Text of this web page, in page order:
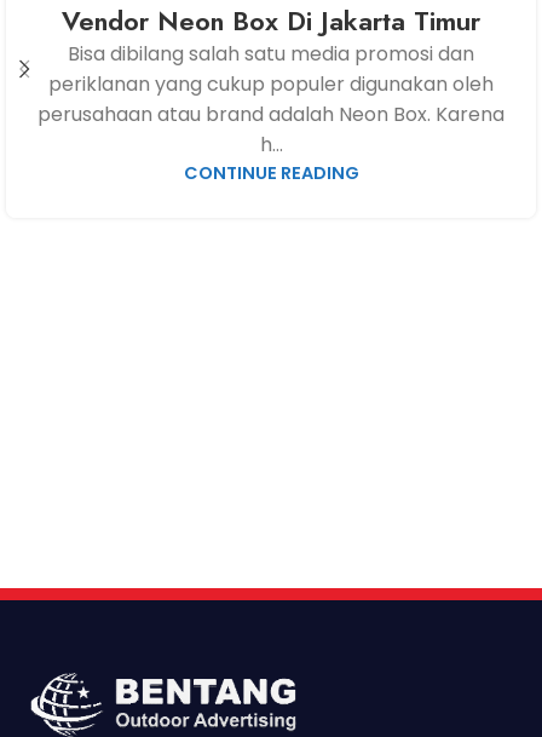
Vendor Neon Box Di Jakarta Timur
Bisa dibilang salah satu media promosi dan
periklanan yang cukup populer digunakan oleh
perusahaan atau brand adalah Neon Box. Karena
h...
CONTINUE READING